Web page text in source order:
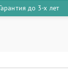
до 3-х лет